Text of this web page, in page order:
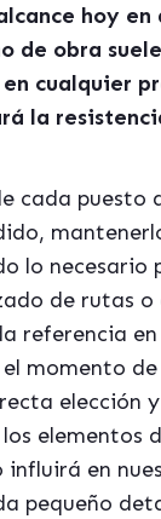
hoy en
de obra
cualquier
la
cada puesto
lo necesario
de rutas
referencia
momento
elección
elementos
en
pequeño